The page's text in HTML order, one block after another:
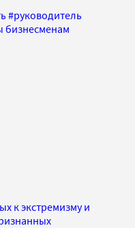
#руководитель
бизнесменам
к экстремизму и